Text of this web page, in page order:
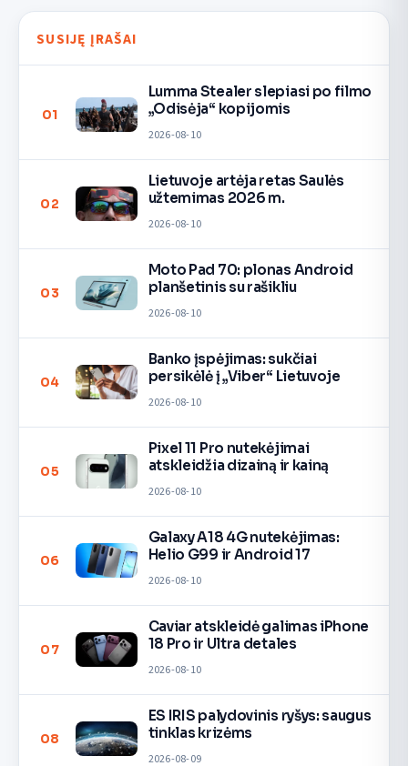
SUSIJĘ ĮRAŠAI
01
Lumma Stealer slepiasi po filmo
„Odisėja“ kopijomis
2026-08-10
02
Lietuvoje artėja retas Saulės
užtemimas 2026 m.
2026-08-10
03
Moto Pad 70: plonas Android
planšetinis su rašikliu
2026-08-10
04
Banko įspėjimas: sukčiai
persikėlė į „Viber“ Lietuvoje
2026-08-10
05
Pixel 11 Pro nutekėjimai
atskleidžia dizainą ir kainą
2026-08-10
06
Galaxy A18 4G nutekėjimas:
Helio G99 ir Android 17
2026-08-10
07
Caviar atskleidė galimas iPhone
18 Pro ir Ultra detales
2026-08-10
08
ES IRIS palydovinis ryšys: saugus
tinklas krizėms
2026-08-09